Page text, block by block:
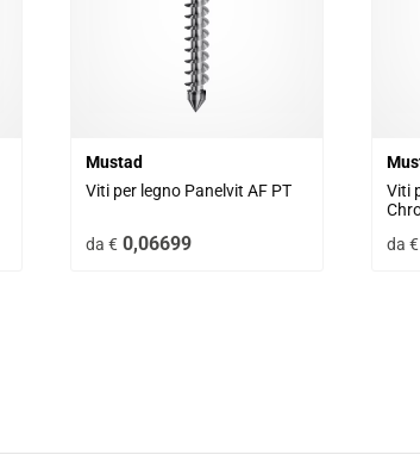
Mustad
Viti per legno Panelvit AF PT
da € 0,06699
Viti
da €